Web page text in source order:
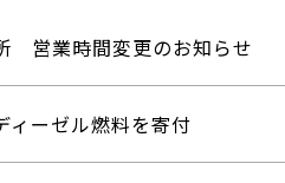
営業時間変更のお知らせ
ィーゼル燃料を寄付